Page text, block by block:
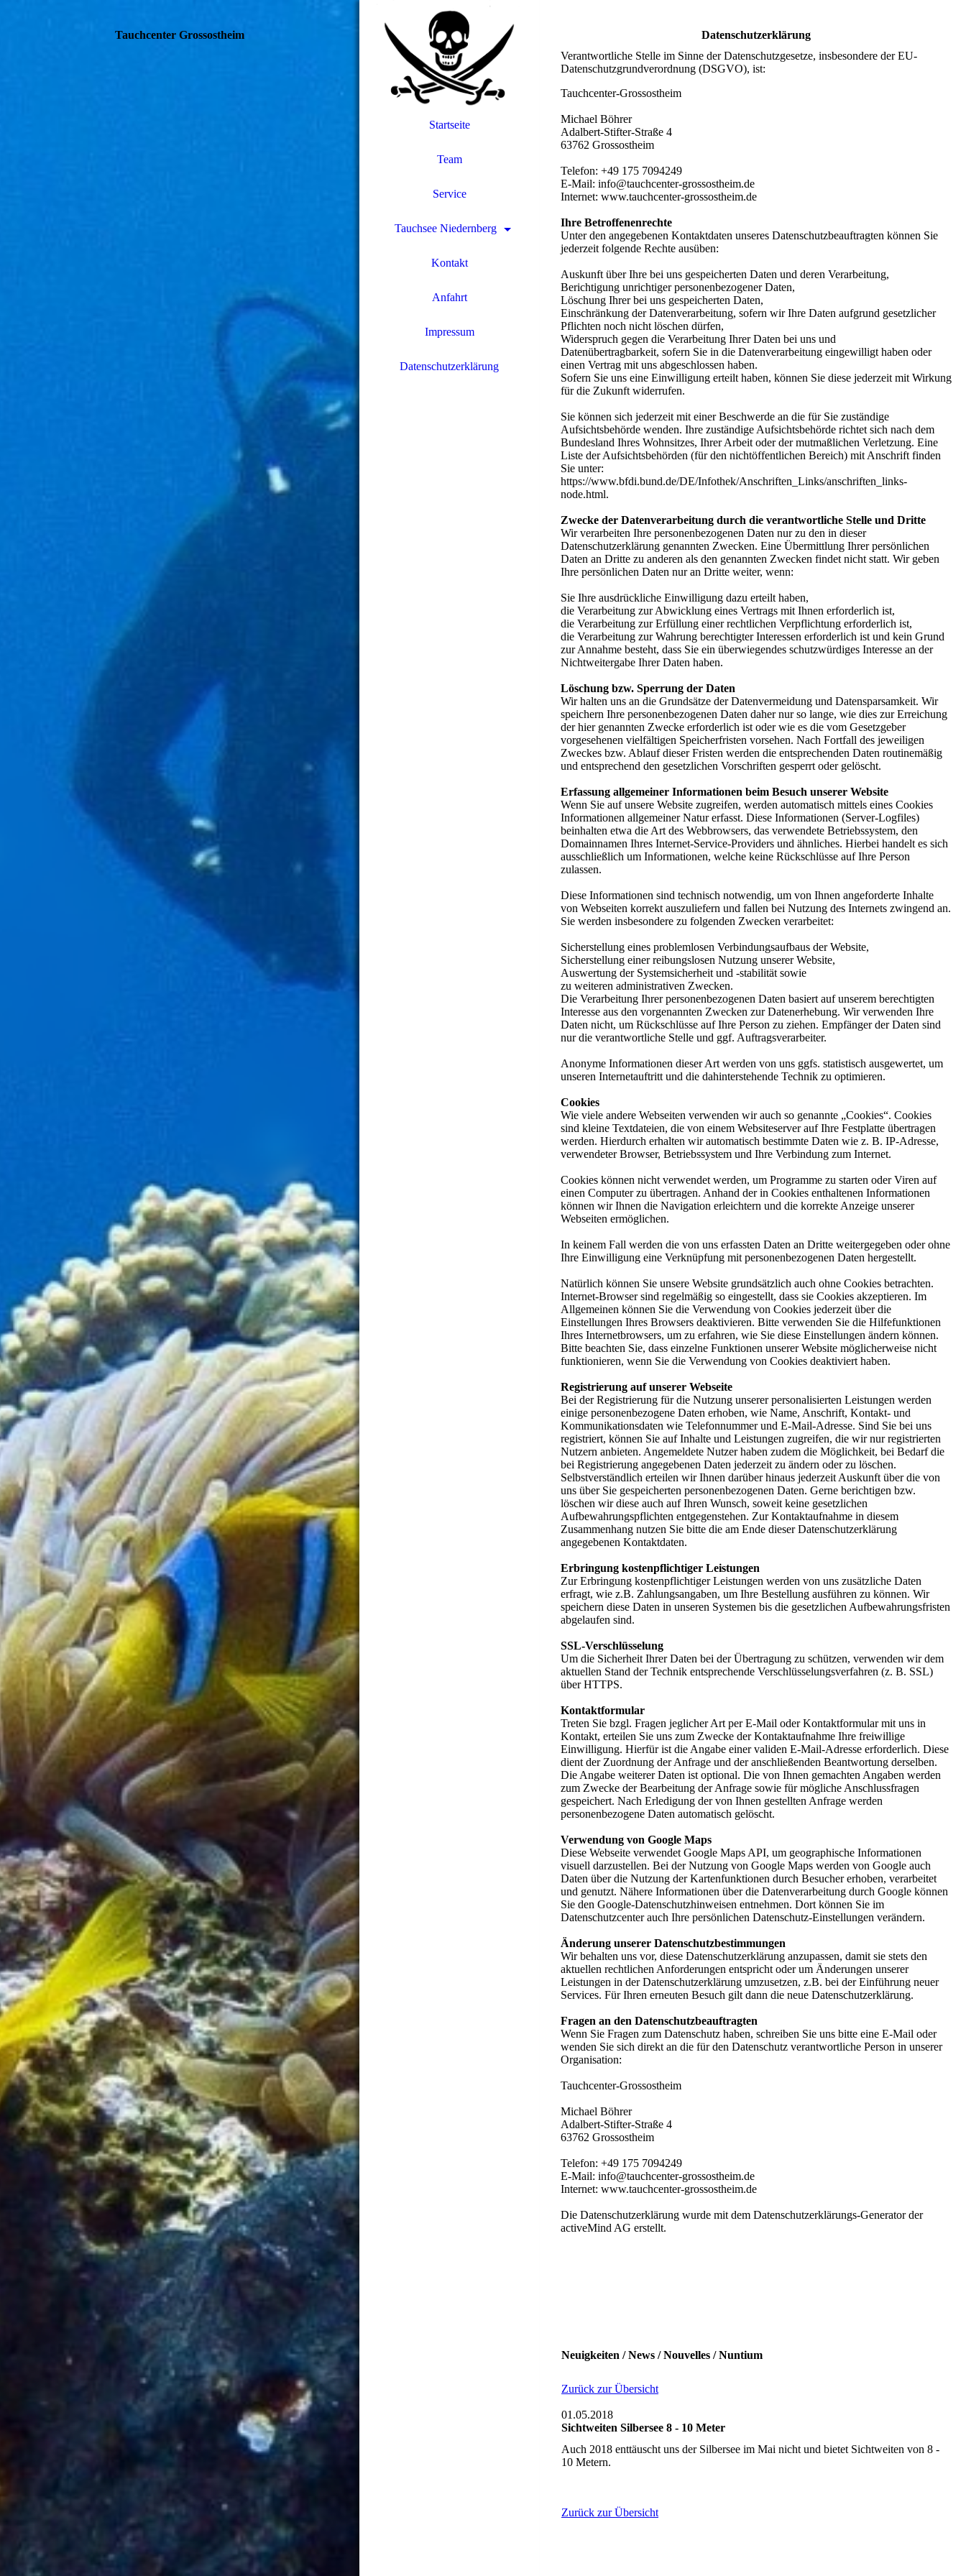
Tauchcenter Grossostheim
Startseite
Team
Service
Tauchsee Niedernberg
Kontakt
Anfahrt
Impressum
Datenschutzerklärung
Datenschutzerklärung
Verantwortliche Stelle im Sinne der Datenschutzgesetze, insbesondere der EU-
Datenschutzgrundverordnung (DSGVO), ist:
Tauchcenter-Grossostheim
Michael Böhrer
Adalbert-Stifter-Straße 4
63762 Grossostheim
Telefon: +49 175 7094249
E-Mail: info@tauchcenter-grossostheim.de
Internet: www.tauchcenter-grossostheim.de
Ihre Betroffenenrechte
Unter den angegebenen Kontaktdaten unseres Datenschutzbeauftragten können Sie
jederzeit folgende Rechte ausüben:
Auskunft über Ihre bei uns gespeicherten Daten und deren Verarbeitung,
Berichtigung unrichtiger personenbezogener Daten,
Löschung Ihrer bei uns gespeicherten Daten,
Einschränkung der Datenverarbeitung, sofern wir Ihre Daten aufgrund gesetzlicher
Pflichten noch nicht löschen dürfen,
Widerspruch gegen die Verarbeitung Ihrer Daten bei uns und
Datenübertragbarkeit, sofern Sie in die Datenverarbeitung eingewilligt haben oder
einen Vertrag mit uns abgeschlossen haben.
Sofern Sie uns eine Einwilligung erteilt haben, können Sie diese jederzeit mit Wirkung
für die Zukunft widerrufen.
Sie können sich jederzeit mit einer Beschwerde an die für Sie zuständige
Aufsichtsbehörde wenden. Ihre zuständige Aufsichtsbehörde richtet sich nach dem
Bundesland Ihres Wohnsitzes, Ihrer Arbeit oder der mutmaßlichen Verletzung. Eine
Liste der Aufsichtsbehörden (für den nichtöffentlichen Bereich) mit Anschrift finden
Sie unter:
https://www.bfdi.bund.de/DE/Infothek/Anschriften_Links/anschriften_links-
node.html.
Zwecke der Datenverarbeitung durch die verantwortliche Stelle und Dritte
Wir verarbeiten Ihre personenbezogenen Daten nur zu den in dieser
Datenschutzerklärung genannten Zwecken. Eine Übermittlung Ihrer persönlichen
Daten an Dritte zu anderen als den genannten Zwecken findet nicht statt. Wir geben
Ihre persönlichen Daten nur an Dritte weiter, wenn:
Sie Ihre ausdrückliche Einwilligung dazu erteilt haben,
die Verarbeitung zur Abwicklung eines Vertrags mit Ihnen erforderlich ist,
die Verarbeitung zur Erfüllung einer rechtlichen Verpflichtung erforderlich ist,
die Verarbeitung zur Wahrung berechtigter Interessen erforderlich ist und kein Grund
zur Annahme besteht, dass Sie ein überwiegendes schutzwürdiges Interesse an der
Nichtweitergabe Ihrer Daten haben.
Löschung bzw. Sperrung der Daten
Wir halten uns an die Grundsätze der Datenvermeidung und Datensparsamkeit. Wir
speichern Ihre personenbezogenen Daten daher nur so lange, wie dies zur Erreichung
der hier genannten Zwecke erforderlich ist oder wie es die vom Gesetzgeber
vorgesehenen vielfältigen Speicherfristen vorsehen. Nach Fortfall des jeweiligen
Zweckes bzw. Ablauf dieser Fristen werden die entsprechenden Daten routinemäßig
und entsprechend den gesetzlichen Vorschriften gesperrt oder gelöscht.
Erfassung allgemeiner Informationen beim Besuch unserer Website
Wenn Sie auf unsere Website zugreifen, werden automatisch mittels eines Cookies
Informationen allgemeiner Natur erfasst. Diese Informationen (Server-Logfiles)
beinhalten etwa die Art des Webbrowsers, das verwendete Betriebssystem, den
Domainnamen Ihres Internet-Service-Providers und ähnliches. Hierbei handelt es sich
ausschließlich um Informationen, welche keine Rückschlüsse auf Ihre Person
zulassen.
Diese Informationen sind technisch notwendig, um von Ihnen angeforderte Inhalte
von Webseiten korrekt auszuliefern und fallen bei Nutzung des Internets zwingend an.
Sie werden insbesondere zu folgenden Zwecken verarbeitet:
Sicherstellung eines problemlosen Verbindungsaufbaus der Website,
Sicherstellung einer reibungslosen Nutzung unserer Website,
Auswertung der Systemsicherheit und -stabilität sowie
zu weiteren administrativen Zwecken.
Die Verarbeitung Ihrer personenbezogenen Daten basiert auf unserem berechtigten
Interesse aus den vorgenannten Zwecken zur Datenerhebung. Wir verwenden Ihre
Daten nicht, um Rückschlüsse auf Ihre Person zu ziehen. Empfänger der Daten sind
nur die verantwortliche Stelle und ggf. Auftragsverarbeiter.
Anonyme Informationen dieser Art werden von uns ggfs. statistisch ausgewertet, um
unseren Internetauftritt und die dahinterstehende Technik zu optimieren.
Cookies
Wie viele andere Webseiten verwenden wir auch so genannte „Cookies“. Cookies
sind kleine Textdateien, die von einem Websiteserver auf Ihre Festplatte übertragen
werden. Hierdurch erhalten wir automatisch bestimmte Daten wie z. B. IP-Adresse,
verwendeter Browser, Betriebssystem und Ihre Verbindung zum Internet.
Cookies können nicht verwendet werden, um Programme zu starten oder Viren auf
einen Computer zu übertragen. Anhand der in Cookies enthaltenen Informationen
können wir Ihnen die Navigation erleichtern und die korrekte Anzeige unserer
Webseiten ermöglichen.
In keinem Fall werden die von uns erfassten Daten an Dritte weitergegeben oder ohne
Ihre Einwilligung eine Verknüpfung mit personenbezogenen Daten hergestellt.
Natürlich können Sie unsere Website grundsätzlich auch ohne Cookies betrachten.
Internet-Browser sind regelmäßig so eingestellt, dass sie Cookies akzeptieren. Im
Allgemeinen können Sie die Verwendung von Cookies jederzeit über die
Einstellungen Ihres Browsers deaktivieren. Bitte verwenden Sie die Hilfefunktionen
Ihres Internetbrowsers, um zu erfahren, wie Sie diese Einstellungen ändern können.
Bitte beachten Sie, dass einzelne Funktionen unserer Website möglicherweise nicht
funktionieren, wenn Sie die Verwendung von Cookies deaktiviert haben.
Registrierung auf unserer Webseite
Bei der Registrierung für die Nutzung unserer personalisierten Leistungen werden
einige personenbezogene Daten erhoben, wie Name, Anschrift, Kontakt- und
Kommunikationsdaten wie Telefonnummer und E-Mail-Adresse. Sind Sie bei uns
registriert, können Sie auf Inhalte und Leistungen zugreifen, die wir nur registrierten
Nutzern anbieten. Angemeldete Nutzer haben zudem die Möglichkeit, bei Bedarf die
bei Registrierung angegebenen Daten jederzeit zu ändern oder zu löschen.
Selbstverständlich erteilen wir Ihnen darüber hinaus jederzeit Auskunft über die von
uns über Sie gespeicherten personenbezogenen Daten. Gerne berichtigen bzw.
löschen wir diese auch auf Ihren Wunsch, soweit keine gesetzlichen
Aufbewahrungspflichten entgegenstehen. Zur Kontaktaufnahme in diesem
Zusammenhang nutzen Sie bitte die am Ende dieser Datenschutzerklärung
angegebenen Kontaktdaten.
Erbringung kostenpflichtiger Leistungen
Zur Erbringung kostenpflichtiger Leistungen werden von uns zusätzliche Daten
erfragt, wie z.B. Zahlungsangaben, um Ihre Bestellung ausführen zu können. Wir
speichern diese Daten in unseren Systemen bis die gesetzlichen Aufbewahrungsfristen
abgelaufen sind.
SSL-Verschlüsselung
Um die Sicherheit Ihrer Daten bei der Übertragung zu schützen, verwenden wir dem
aktuellen Stand der Technik entsprechende Verschlüsselungsverfahren (z. B. SSL)
über HTTPS.
Kontaktformular
Treten Sie bzgl. Fragen jeglicher Art per E-Mail oder Kontaktformular mit uns in
Kontakt, erteilen Sie uns zum Zwecke der Kontaktaufnahme Ihre freiwillige
Einwilligung. Hierfür ist die Angabe einer validen E-Mail-Adresse erforderlich. Diese
dient der Zuordnung der Anfrage und der anschließenden Beantwortung derselben.
Die Angabe weiterer Daten ist optional. Die von Ihnen gemachten Angaben werden
zum Zwecke der Bearbeitung der Anfrage sowie für mögliche Anschlussfragen
gespeichert. Nach Erledigung der von Ihnen gestellten Anfrage werden
personenbezogene Daten automatisch gelöscht.
Verwendung von Google Maps
Diese Webseite verwendet Google Maps API, um geographische Informationen
visuell darzustellen. Bei der Nutzung von Google Maps werden von Google auch
Daten über die Nutzung der Kartenfunktionen durch Besucher erhoben, verarbeitet
und genutzt. Nähere Informationen über die Datenverarbeitung durch Google können
Sie den Google-Datenschutzhinweisen entnehmen. Dort können Sie im
Datenschutzcenter auch Ihre persönlichen Datenschutz-Einstellungen verändern.
Änderung unserer Datenschutzbestimmungen
Wir behalten uns vor, diese Datenschutzerklärung anzupassen, damit sie stets den
aktuellen rechtlichen Anforderungen entspricht oder um Änderungen unserer
Leistungen in der Datenschutzerklärung umzusetzen, z.B. bei der Einführung neuer
Services. Für Ihren erneuten Besuch gilt dann die neue Datenschutzerklärung.
Fragen an den Datenschutzbeauftragten
Wenn Sie Fragen zum Datenschutz haben, schreiben Sie uns bitte eine E-Mail oder
wenden Sie sich direkt an die für den Datenschutz verantwortliche Person in unserer
Organisation:
Tauchcenter-Grossostheim
Michael Böhrer
Adalbert-Stifter-Straße 4
63762 Grossostheim
Telefon: +49 175 7094249
E-Mail: info@tauchcenter-grossostheim.de
Internet: www.tauchcenter-grossostheim.de
Die Datenschutzerklärung wurde mit dem Datenschutzerklärungs-Generator der
activeMind AG erstellt.
Neuigkeiten / News / Nouvelles / Nuntium
Zurück zur Übersicht
01.05.2018
Sichtweiten Silbersee 8 - 10 Meter
Auch 2018 enttäuscht uns der Silbersee im Mai nicht und bietet Sichtweiten von 8 -
10 Metern.
Zurück zur Übersicht